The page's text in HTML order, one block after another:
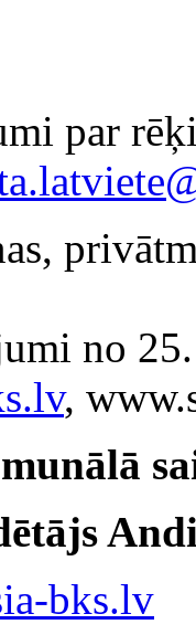
par
no
,
bks.lv